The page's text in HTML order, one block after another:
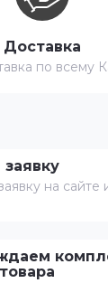
заявку
на сайте
Доставка
по всему